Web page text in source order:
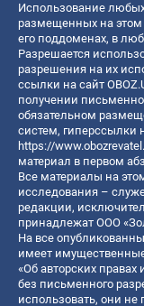
Использование
размещенных на этом
его поддоменах, в
Разрешается
разрешения на их
ссылки на сайт
получении
обязательном
систем, гиперссылки
https://
материал в первом
Все материалы на
исследования –
редакции,
принадлежат ООО
На все
имеет
«Об авторских
без письменного
использовать, они